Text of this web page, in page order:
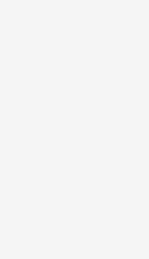
しい出会いや人生
待できます。
、自分の未来や幸福
くありません。老後
進んで行動を起こせ
えられます。
のではなく、新しい
めてみてください。